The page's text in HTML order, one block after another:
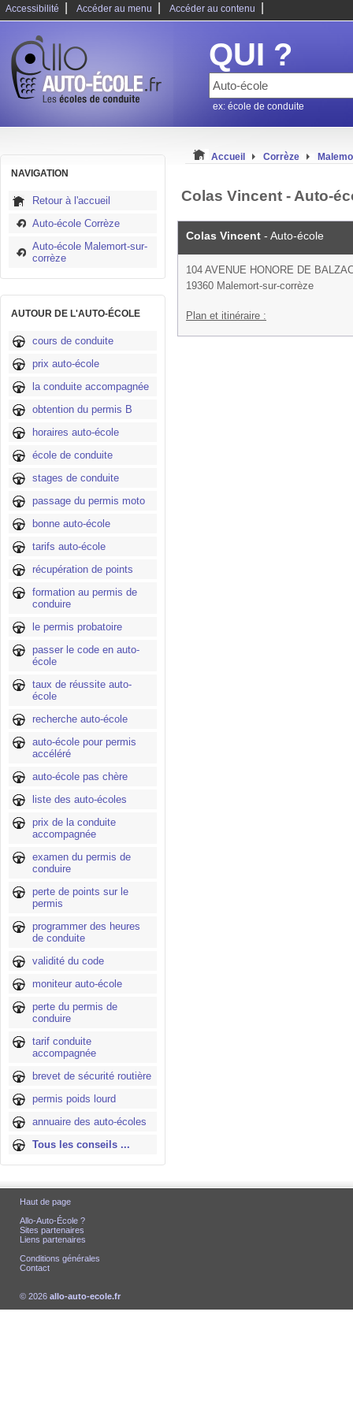
Accessibilité Accéder au menu Accéder au contenu
QUI ?
ex: école de conduite
NAVIGATION
Retour à l'accueil
Auto-école Corrèze
Auto-école Malemort-sur-
corrèze
AUTOUR DE L'AUTO-ÉCOLE
cours de conduite
prix auto-école
la conduite accompagnée
obtention du permis B
horaires auto-école
école de conduite
stages de conduite
passage du permis moto
bonne auto-école
tarifs auto-école
récupération de points
formation au permis de
conduire
le permis probatoire
passer le code en auto-
école
taux de réussite auto-
école
recherche auto-école
auto-école pour permis
accéléré
auto-école pas chère
liste des auto-écoles
prix de la conduite
accompagnée
examen du permis de
conduire
perte de points sur le
permis
programmer des heures
de conduite
validité du code
moniteur auto-école
perte du permis de
conduire
tarif conduite
accompagnée
brevet de sécurité routière
permis poids lourd
annuaire des auto-écoles
Tous les conseils ...
Accueil Corrèze
Colas Vincent - Auto-
Colas Vincent - Auto-école
104 AVENUE HONORE DE
19360 Malemort-sur-corrèze
Plan et itinéraire :
Haut de page
Allo-Auto-École ?
Sites partenaires
Liens partenaires
Conditions générales
Contact
© 2026 allo-auto-ecole.fr